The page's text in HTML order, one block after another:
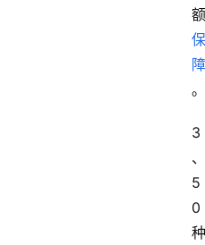
额
保
障
。
3
、
5
0
种